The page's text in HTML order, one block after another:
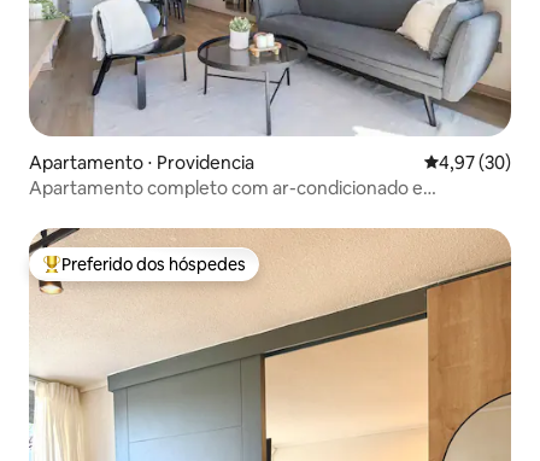
Apartamento ⋅ Providencia 4,97 de uma
4,97 (30)
Apartamento completo com ar-condicionado e
Entre os melhores preferidos dos hóspedes
Preferido dos hóspedes